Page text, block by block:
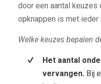
door een aantal keuzes
opknappen is met ieder
Welke keuzes bepalen
Het aantal
vervangen. Bij